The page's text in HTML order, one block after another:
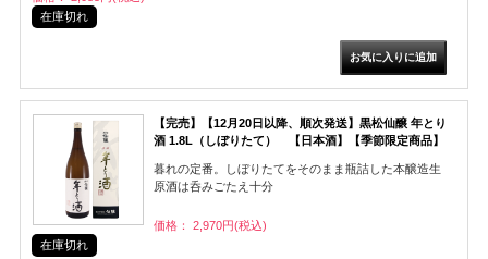
在庫切れ
【完売】【12月20日以降、順次発送】黒松仙醸 年とり
酒 1.8L（しぼりたて） 【日本酒】【季節限定商品】
暮れの定番。しぼりたてをそのまま瓶詰した本醸造生
原酒は呑みごたえ十分
価格： 2,970円(税込)
在庫切れ